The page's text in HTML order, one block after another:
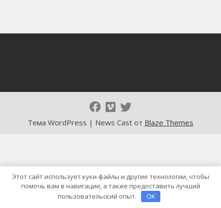
Тема WordPress | News Cast от Blaze Themes
Этот сайт использует куки-файлы и другие технологии, чтобы
помочь вам в навигации, а также предоставить лучший
пользовательский опыт.
OK